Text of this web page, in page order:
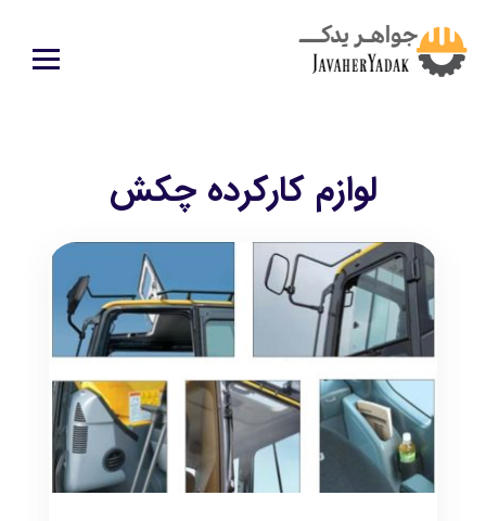
لوازم کارکرده چکش